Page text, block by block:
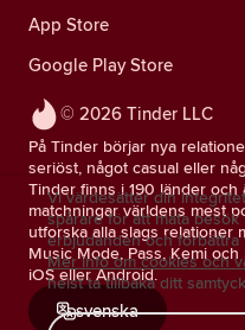
© 2026 Tinder LLC
På Tinder börjar nya
seriöst, något casual eller
Tinder finns i 190 länder
matchningar världens mest
utforska alla slags relationer
Music Mode, Pass, Kemi
iOS eller Android.
svenska
App Store
Google Play Store
Vi värdesätter din
spårare för att mäta
erbjudanden och förbättra
Mer info om cookies och
helst ta tillbaka ditt